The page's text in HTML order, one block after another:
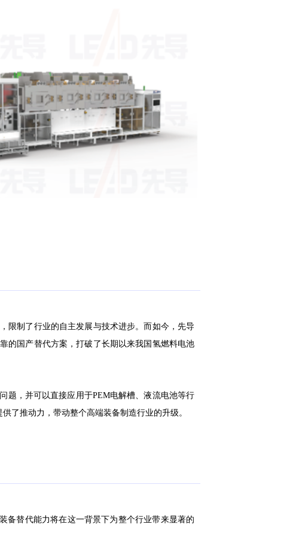
限制了行业的自主发展与技术进步。而如今，先导
的国产替代方案，打破了长期以来我国氢燃料电池
题，并可以直接应用于PEM电解槽、液流电池等行
了推动力，带动整个高端装备制造行业的升级。
备替代能力将在这一背景下为整个行业带来显著的